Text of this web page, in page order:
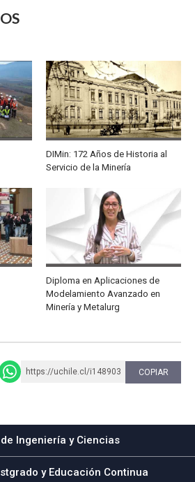
DIMin: 172 Años de Historia al
Servicio de la Minería
Diploma en Aplicaciones de
Modelamiento Avanzado en
Minería y Metalurg
https://uchile.cl/i148903 COPIAR
Ingeniería y Ciencias
y Educación Continua